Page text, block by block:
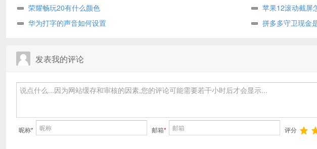
荣耀畅玩20有什么颜色
苹果12滚动截屏
华为打字的声音如何设置
拼多多守卫现金
发表我的评论
昵称* 邮箱* 评分